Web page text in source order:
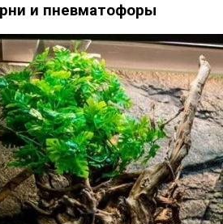
и пневматофоры